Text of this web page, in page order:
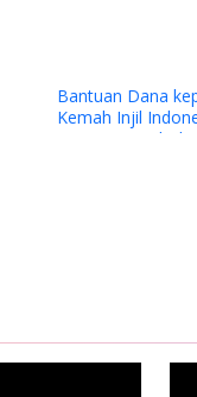
Bantuan Dana
Kemah Injil
Papua Tengah